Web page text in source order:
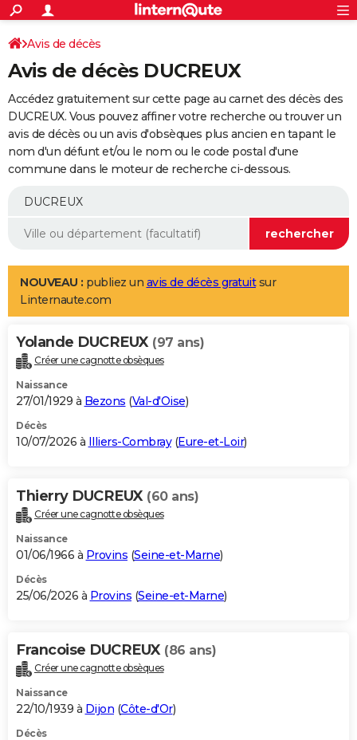
ACTUALITÉS
Politique
Société
Faits Divers
Education
Monde
Villes
+
SPORT
Coupe du monde 2026
Football
Tennis
Cyclisme
Rugby
Forum
Programme TV
TNT
Streaming
Cinéma
Sorties cinéma
Musique
+
FINANCE
Retraite
Epargne
Immobilier
Risques naturels par ville
Banque
Assurance
AUTO
Essais
Réserver un essai
Citadines
Berlines
SUV
Forum auto
+
Mobiles
Meilleur smartphone
Internet
Ordinateurs
Jeux vidéo
Guide high-tech
Aménagement intérieur
LIFESTYLE
Art de vivre
Bien-être
Loisirs
Mode
Modes de vie
Alimentation
Guide de la santé
Maladies
Médicaments
Sommeil
VOYAGE
Destinations
City break
Voyage nature
Voyage de noces
Forum
Climat
+PHOTO
GUIDES D'ACHAT
BONS PLANS
Carte de Noël
Carte Bonne année
Carte Saint-Valentin
Carte Pâques
Carte d'anniversaire
DICTIONNAIRE
Dictionnaire
Biographies
Citations
Expressions
Proverbes
PROGRAMME TV
S'inscrire
Se connecter
Lycées
Collèges
Primaires
Universités
Entreprises
Service militaire
Avis de recherche
AVIS DE DÉCÈS
Bricolage
Lifestyle
Culture
Sport
Auto
Television
Voyage
Cinema
Avis de décès
Avis de décès DUCREUX
Accédez gratuitement sur cette page au carnet des décès des
DUCREUX. Vous pouvez affiner votre recherche ou trouver un
avis de décès ou un avis d'obsèques plus ancien en tapant le
nom d'un défunt et/ou le nom ou le code postal d'une
commune dans le moteur de recherche ci-dessous.
NOUVEAU : publiez un avis de décès gratuitsur
Linternaute.com
Yolande DUCREUX (97 ans)
Créer une cagnotte obsèques
Naissance
27/01/1929 à Bezons (Val-d'Oise)
Décès
10/07/2026 à Illiers-Combray(Eure-et-Loir)
Thierry DUCREUX (60 ans)
Créer une cagnotte obsèques
Naissance
01/06/1966 à Provins (Seine-et-Marne)
Décès
25/06/2026 à Provins (Seine-et-Marne)
Francoise DUCREUX (86 ans)
Créer une cagnotte obsèques
Naissance
22/10/1939 à Dijon (Côte-d'Or)
Décès